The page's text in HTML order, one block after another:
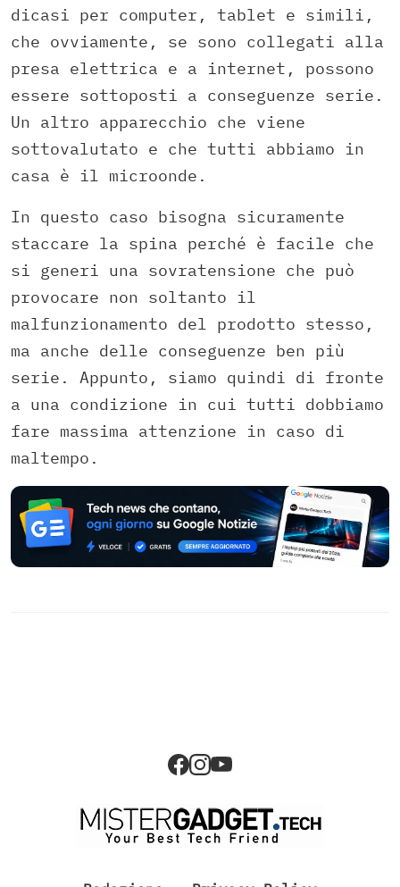
dicasi per computer, tablet e simili,
che ovviamente, se sono collegati alla
presa elettrica e a internet, possono
essere sottoposti a conseguenze serie.
Un altro apparecchio che viene
sottovalutato e che tutti abbiamo in
casa è il microonde.
In questo caso bisogna sicuramente
staccare la spina perché è facile che
si generi una sovratensione che può
provocare non soltanto il
malfunzionamento del prodotto stesso,
ma anche delle conseguenze ben più
serie. Appunto, siamo quindi di fronte
a una condizione in cui tutti dobbiamo
fare massima attenzione in caso di
maltempo.